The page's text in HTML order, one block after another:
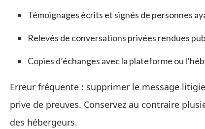
Témoignages écrits et signés de personnes
Relevés de conversations privées rendues
Copies d’échanges avec la plateforme ou
Erreur fréquente : supprimer le message
prive de preuves. Conservez au contraire
des hébergeurs.